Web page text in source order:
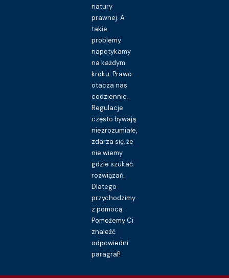
natury
prawnej. A
takie
problemy
napotykamy
na każdym
kroku. Prawo
otacza nas
codziennie.
Regulacje
często bywają
niezrozumiałe,
zdarza się, że
nie wiemy
gdzie szukać
rozwiązań.
Dlatego
przychodzimy
z pomocą.
Pomożemy Ci
znaleźć
odpowiedni
paragraf!